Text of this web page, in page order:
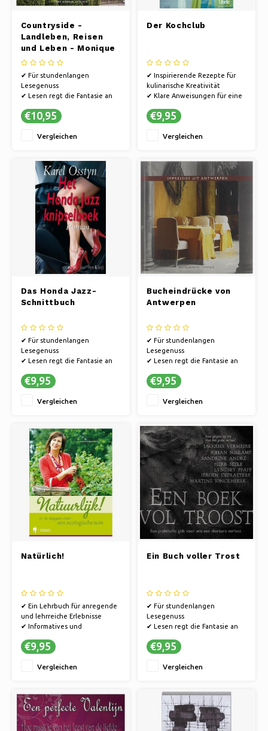
Countryside -
Landleben, Reisen
und Leben - Monique
Geertsen
✔ Für stundenlangen
Lesegenuss
✔ Lesen regt die Fantasie an
andere Welten.
€10,95
Vergleichen
Der Kochclub
✔ Inspirierende Rezepte für
kulinarische Kreativität
✔ Klare Anweisungen für eine
✔ Praktische Tipps für
€9,95
Vergleichen
Das Honda Jazz-
Schnittbuch
✔ Für stundenlangen
Lesegenuss
✔ Lesen regt die Fantasie an
andere Welten.
€9,95
Vergleichen
Bucheindrücke von
Antwerpen
✔ Für stundenlangen
Lesegenuss
✔ Lesen regt die Fantasie an
andere Welten.
€9,95
Vergleichen
Natürlich!
✔ Ein Lehrbuch für anregende
und lehrreiche Erlebnisse
✔ Informatives und
✔ Hochwertiger Inhalt
€9,95
Vergleichen
Ein Buch voller Trost
✔ Für stundenlangen
Lesegenuss
✔ Lesen regt die Fantasie an
andere Welten.
€9,95
Vergleichen